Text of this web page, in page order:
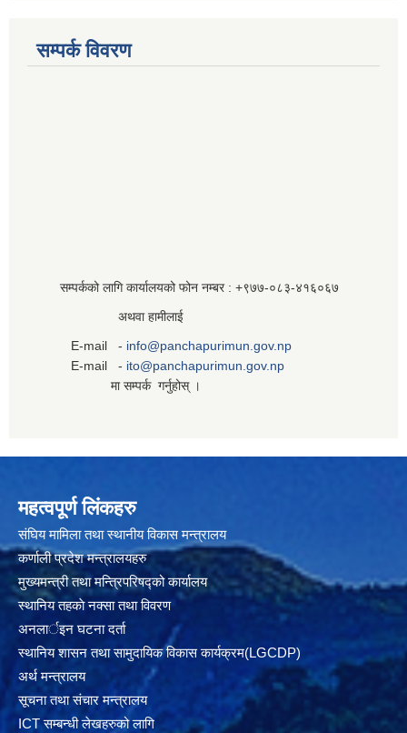
सम्पर्क विवरण
सम्पर्कको लागि कार्यालयको फोन नम्बर : +९७७-०८३‍-४१६०६७
अथवा हामीलाई
E-mail - info@panchapurimun.gov.np
E-mail - ito@panchapurimun.gov.np
मा सम्पर्क गर्नुहोस् ।
महत्वपूर्ण लिंकहरु
संघिय मामिला तथा स्थानीय विकास मन्त्रालय
कर्णाली प्रदेश मन्त्रालयहरु
मुख्यमन्त्री तथा मन्त्रिपरिषद्को कार्यालय
स्थानिय तहकाे नक्सा तथा विवरण
अनलार्इन घटना दर्ता
स्थानिय शासन तथा सामुदायिक विकास कार्यक्रम(LGCDP)
अर्थ मन्त्रालय
सूचना तथा संचार मन्त्रालय
ICT सम्बन्धी लेखहरुको लागि